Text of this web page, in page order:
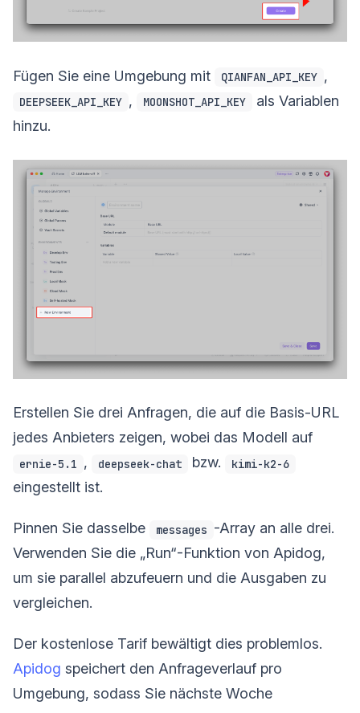
Fügen Sie eine Umgebung mit QIANFAN_API_KEY ,
DEEPSEEK_API_KEY , MOONSHOT_API_KEY
als Variablen
hinzu.
Erstellen Sie drei Anfragen, die auf die Basis-URL
jedes Anbieters zeigen, wobei das Modell auf
ernie-5.1 , deepseek-chat bzw. kimi-k2-6
eingestellt ist.
Pinnen Sie dasselbe messages -Array an alle drei.
Verwenden Sie die „Run“-Funktion von Apidog,
um sie parallel abzufeuern und die Ausgaben zu
vergleichen.
Der kostenlose Tarif bewältigt dies problemlos.
Apidog speichert den Anfrageverlauf pro
Umgebung, sodass Sie nächste Woche